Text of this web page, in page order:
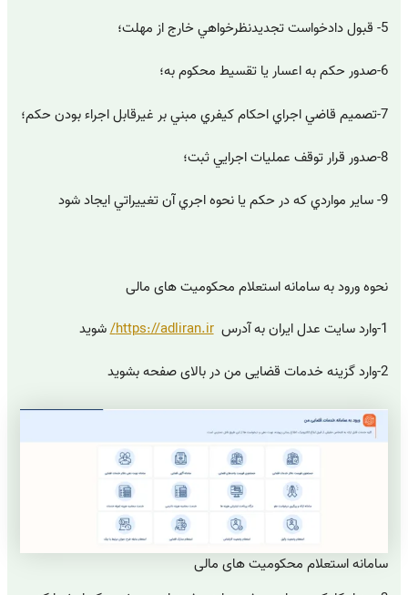
5- قبول دادخواست تجديدنظرخواهي خارج از مهلت؛
6-صدور حكم به اعسار يا تقسيط محكوم ‌به؛
7-تصميم قاضي اجراي احكام كيفري مبني بر غيرقابل اجراء بودن حكم؛
8-صدور قرار توقف عمليات اجرايي ثبت؛
9- ساير مواردي كه در حكم يا نحوه اجري آن تغييراتي ايجاد شود
نحوه ورود به سامانه استعلام محکومیت های مالی
1-وارد سایت عدل ایران به آدرس
https://adliran.ir/ شوید
2-وارد گزینه خدمات قضایی من در بالای صفحه بشوید
سامانه استعلام محکومیت های مالی